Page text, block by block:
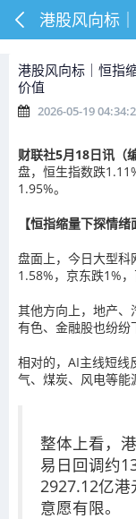
港股风向标｜恒指
价值
2026-05-19
财联社5月18日讯（
盘，恒生指数跌
1.95%。
【恒指缩量下探情
盘面上，今日大型科
1.58%，京东跌1%
其他方向上，地产、
有色、金融股也纷纷
相对的，AI主线短线
气、煤炭、风电等能
整体上看，
易日回调约
2927.12亿
意愿有限。